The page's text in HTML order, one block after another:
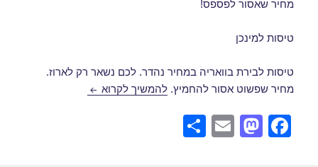
מחיר שאסור לפספס!
טיסות למינכן
טיסות לבירת בוואריה במחיר נהדר. לכם נשאר רק לארוז.
מחיר שפשוט אסור להחמיץ.להמשיך לקרוא טיסה למינכן במרץ 2014
F
M
E